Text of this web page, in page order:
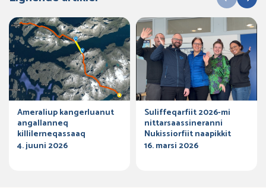
Ameraliup kangerluanut
angallanneq
killilerneqassaaq
4. juuni 2026
Suliffeqarfiit 2026-mi
nittarsaassineranni
Nukissiorfiit naapikkit
16. marsi 2026